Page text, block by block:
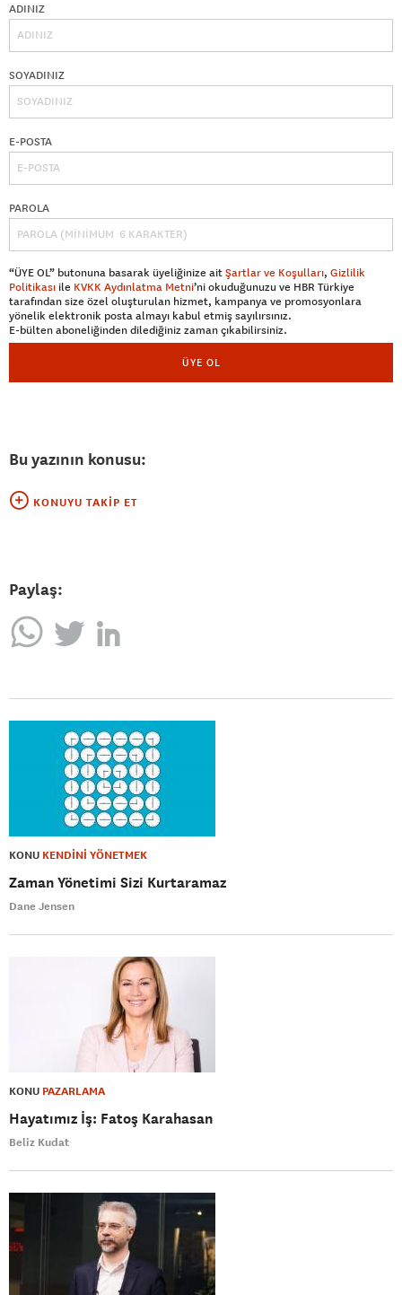
ADINIZ
SOYADINIZ
E-POSTA
PAROLA
“ÜYE OL” butonuna basarak üyeliğinize aitŞartlar ve Koşulları, Gizlilik
Politikası ile KVKK Aydınlatma Metni’ni okuduğunuzu ve HBR Türkiye
tarafından size özel oluşturulan hizmet, kampanya ve promosyonlara
yönelik elektronik posta almayı kabul etmiş sayılırsınız.
E-bülten aboneliğinden dilediğiniz zaman çıkabilirsiniz.
ÜYE OL
Bu yazının konusu:
KONUYU TAKIP ET
Paylaş:
KONU KENDİNİ YÖNETMEK
Zaman Yönetimi Sizi Kurtaramaz
Dane Jensen
KONU PAZARLAMA
Hayatımız İş: Fatoş Karahasan
Beliz Kudat